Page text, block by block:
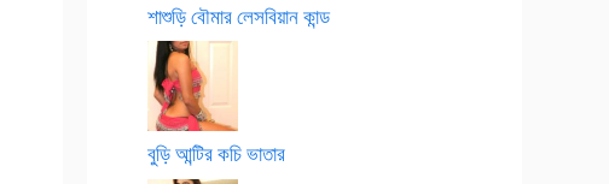
শাশুড়ি বৌমার লেসবিয়ান কান্ড
বুড়ি আন্টির কচি ভাতার